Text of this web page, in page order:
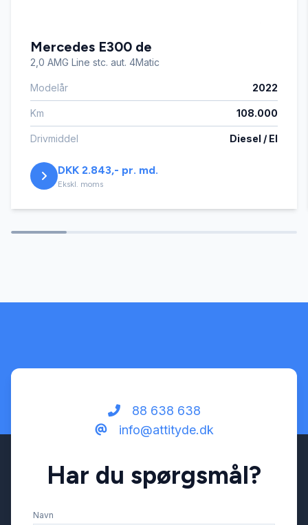
Apple CarPlay
autohold
automatgear
Automatisk lys
blindvinkelsassistent
Mercedes E300 de
2,0 AMG Line stc. aut. 4Matic
Modelår 2022
Km 108.000
Drivmiddel Diesel / El
DKK 2.843,- pr. md.
Ekskl. moms
88 638 638
info@attityde.dk
Har du spørgsmål?
Navn